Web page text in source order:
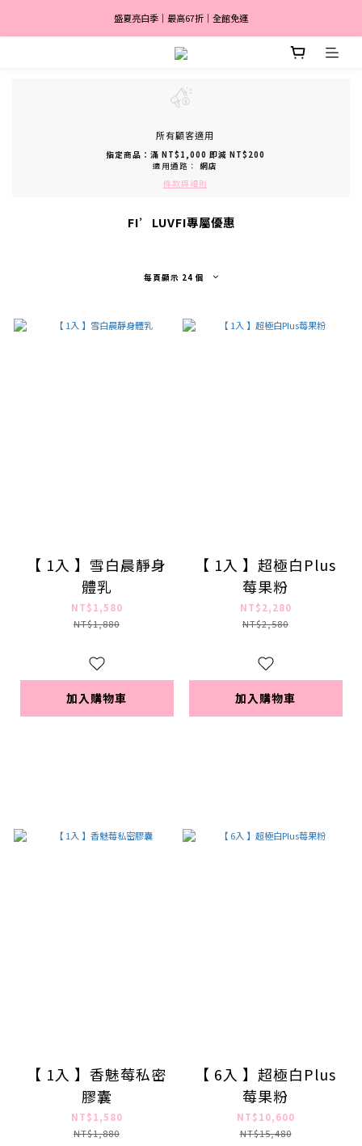
盛夏亮白季｜最高67折｜全館免運
盛夏亮白季｜最高67折｜全館免運
🎀 註冊會員送$2,000
消費滿 $3,600 分期付款零利率 ✨
所有顧客適用
指定商品：滿 NT$1,000 即減 NT$200
適用通路： 網店
條款與細則
FI’LUVFI專屬優惠
每頁顯示 24 個
【 1入 】雪白晨靜身
體乳
NT$1,580
NT$1,880
加入購物車
【 1入 】超極白Plus
莓果粉
NT$2,280
NT$2,580
加入購物車
【 1入 】香魅莓私密
膠囊
NT$1,580
NT$1,880
【 6入 】超極白Plus
莓果粉
NT$10,600
NT$15,480